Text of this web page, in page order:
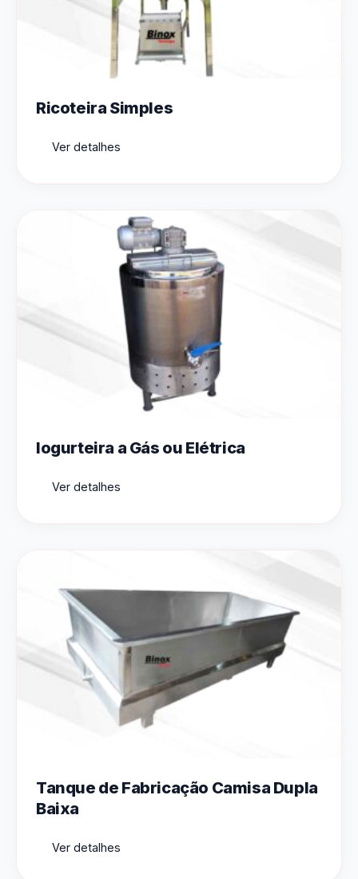
Ricoteira Simples
Ver detalhes
Iogurteira a Gás ou Elétrica
Ver detalhes
Tanque de Fabricação Camisa Dupla
Baixa
Ver detalhes